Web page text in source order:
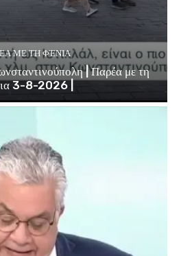
ΜΕ ΤΗ ΦΈΝΙΑ
| Παρέα με τη
3-8-2026 |